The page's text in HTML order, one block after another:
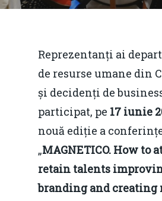
Reprezentanți ai
de resurse umane din
și decidenți de
participat, pe 17 iunie
nouă ediție a
„MAGNETICO. How to
retain talents
branding and